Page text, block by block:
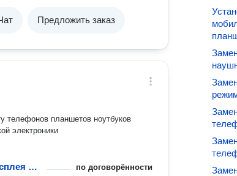
Предложить заказ
телефонов планшетов ноутбуков
электроники
Снятие и установка дисплея в сборе телефона или планшета по договорённости